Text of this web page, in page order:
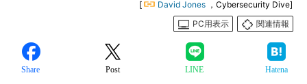
[ David Jones ，Cybersecurity Dive]
PC用表示
関連情報
Share Post LINE Hatena